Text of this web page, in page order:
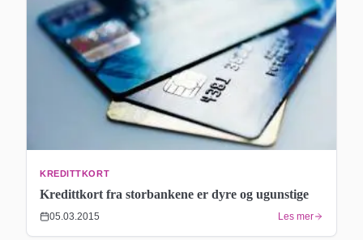
KREDITTKORT
Kredittkort fra storbankene er dyre og ugunstige
05.03.2015 Les mer